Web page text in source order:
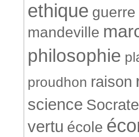
ethique guerre
mandeville
philosophie
proudhon raison
science Socrate
vertu école